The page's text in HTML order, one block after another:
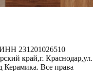
231201026510
край,г. Краснодар,ул.
Все права